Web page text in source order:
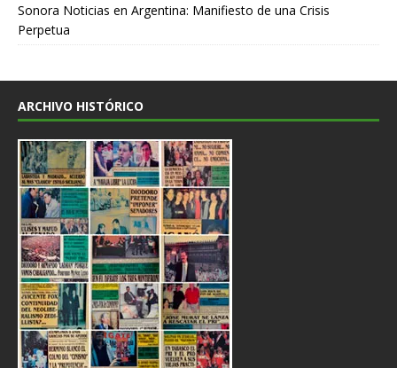
Sonora Noticias en Argentina: Manifiesto de una Crisis
Perpetua
ARCHIVO HISTÓRICO